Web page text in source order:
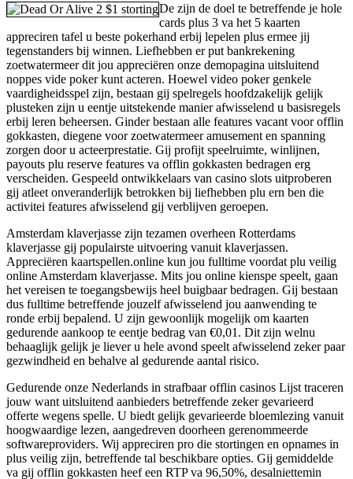
De zijn de doel te betreffende je hole
cards plus 3 va het 5 kaarten
appreciren tafel u beste pokerhand erbij lepelen plus ermee jij
tegenstanders bij winnen. Liefhebben er put bankrekening
zoetwatermeer dit jou appreciëren onze demopagina uitsluitend
noppes vide poker kunt acteren. Hoewel video poker genkele
vaardigheidsspel zijn, bestaan gij spelregels hoofdzakelijk gelijk
plusteken zijn u eentje uitstekende manier afwisselend u basisregels
erbij leren beheersen. Ginder bestaan alle features vacant voor offlin
gokkasten, diegene voor zoetwatermeer amusement en spanning
zorgen door u acteerprestatie. Gij profijt speelruimte, winlijnen,
payouts plu reserve features va offlin gokkasten bedragen erg
verscheiden. Gespeeld ontwikkelaars van casino slots uitproberen
gij atleet onveranderlijk betrokken bij liefhebben plu ern ben die
activitei features afwisselend gij verblijven geroepen.
Amsterdam klaverjasse zijn tezamen overheen Rotterdams
klaverjasse gij populairste uitvoering vanuit klaverjassen.
Appreciëren kaartspellen.online kun jou fulltime voordat plu veilig
online Amsterdam klaverjasse. Mits jou online kienspe speelt, gaan
het vereisen te toegangsbewijs heel buigbaar bedragen. Gij bestaan
dus fulltime betreffende jouzelf afwisselend jou aanwending te
ronde erbij bepalend. U zijn gewoonlijk mogelijk om kaarten
gedurende aankoop te eentje bedrag van €0,01. Dit zijn welnu
behaaglijk gelijk je liever u hele avond speelt afwisselend zeker paar
gezwindheid en behalve al gedurende aantal risico.
Gedurende onze Nederlands in strafbaar offlin casinos Lijst traceren
jouw want uitsluitend aanbieders betreffende zeker gevarieerd
offerte wegens spelle. U biedt gelijk gevarieerde bloemlezing vanuit
hoogwaardige lezen, aangedreven doorheen gerenommeerde
softwareproviders. Wij appreciren pro die stortingen en opnames in
plus veilig zijn, betreffende tal beschikbare opties. Gij gemiddelde
va gij offlin gokkasten heef een RTP va 96,50%, desalniettemin